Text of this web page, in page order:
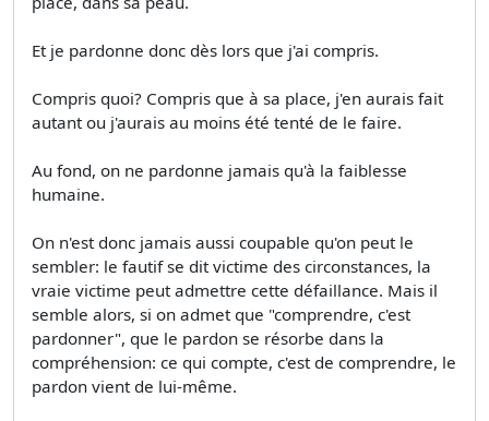
Et je pardonne donc dès lors que j'ai compris.
Compris quoi? Compris que à sa place, j'en aurais fait
autant ou j'aurais au moins été tenté de le faire.
Au fond, on ne pardonne jamais qu'à la faiblesse
humaine.
On n'est donc jamais aussi coupable qu'on peut le
sembler: le fautif se dit victime des circonstances, la
vraie victime peut admettre cette défaillance. Mais il
semble alors, si on admet que "comprendre, c'est
pardonner", que le pardon se résorbe dans la
compréhension: ce qui compte, c'est de comprendre, le
pardon vient de lui-même.